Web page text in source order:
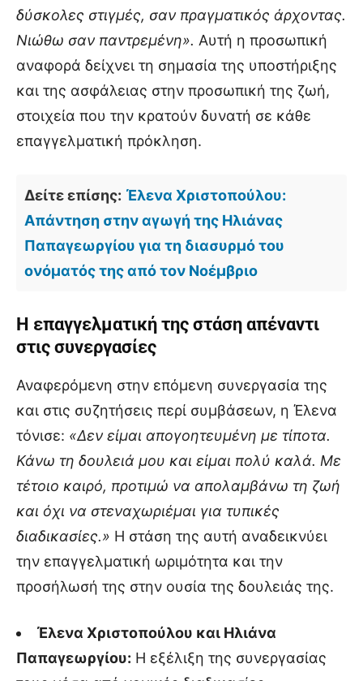
δύσκολες στιγμές, σαν πραγματικός άρχοντας.
Νιώθω σαν παντρεμένη». Αυτή η προσωπική
αναφορά δείχνει τη σημασία της υποστήριξης
και της ασφάλειας στην προσωπική της ζωή,
στοιχεία που την κρατούν δυνατή σε κάθε
επαγγελματική πρόκληση.
Δείτε επίσης: Έλενα Χριστοπούλου:
Απάντηση στην αγωγή της Ηλιάνας
Παπαγεωργίου για τη διασυρμό του
ονόματός της από τον Νοέμβριο
Η επαγγελματική της στάση απέναντι
στις συνεργασίες
Αναφερόμενη στην επόμενη συνεργασία της
και στις συζητήσεις περί συμβάσεων, η Έλενα
τόνισε: «Δεν είμαι απογοητευμένη με τίποτα.
Κάνω τη δουλειά μου και είμαι πολύ καλά. Με
τέτοιο καιρό, προτιμώ να απολαμβάνω τη ζωή
και όχι να στεναχωριέμαι για τυπικές
διαδικασίες.» Η στάση της αυτή αναδεικνύει
την επαγγελματική ωριμότητα και την
προσήλωσή της στην ουσία της δουλειάς της.
Έλενα Χριστοπούλου και Ηλιάνα
Παπαγεωργίου: Η εξέλιξη της συνεργασίας